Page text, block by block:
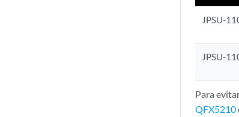
JPSU-
JPSU-
Para
QFX5210